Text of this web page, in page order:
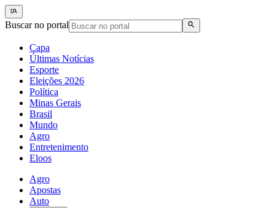
Buscar no portal
Capa
Últimas Notícias
Esporte
Eleições 2026
Política
Minas Gerais
Brasil
Mundo
Agro
Entretenimento
Eloos
Agro
Apostas
Auto